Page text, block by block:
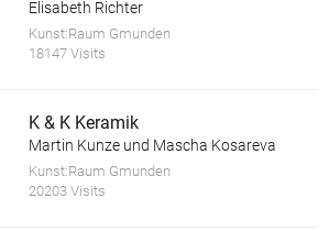
Elisabeth Richter
Kunst:Raum Gmunden
18147 Visits
K & K Keramik
Martin Kunze und Mascha Kosareva
Kunst:Raum Gmunden
20203 Visits